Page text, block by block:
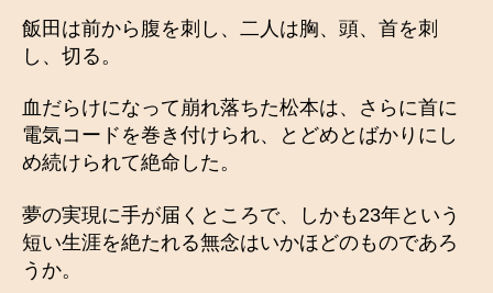
飯田は前から腹を刺し、二人は胸、頭、首を刺
し、切る。
血だらけになって崩れ落ちた松本は、さらに首に
電気コードを巻き付けられ、とどめとばかりにし
め続けられて絶命した。
夢の実現に手が届くところで、しかも23年という
短い生涯を絶たれる無念はいかほどのものであろ
うか。